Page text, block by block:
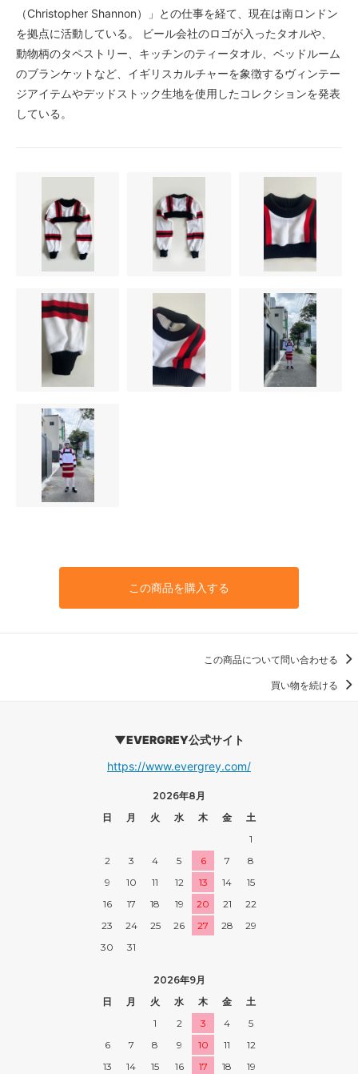
（Christopher Shannon）」との仕事を経て、現在は南ロンドン
を拠点に活動している。 ビール会社のロゴが入ったタオルや、
動物柄のタペストリー、キッチンのティータオル、ベッドルーム
のブランケットなど、イギリスカルチャーを象徴するヴィンテー
ジアイテムやデッドストック生地を使用したコレクションを発表
している。
この商品を購入する
この商品について問い合わせる
買い物を続ける
▼EVERGREY公式サイト
https://www.evergrey.com/
2026年8月
日
月 火 水 木 金
土
1
2
3 4 5 6 7
8
9
10 11 12 13 14
15
16
17 18 19 20 21
22
23
24 25 26 27 28
29
30
31
2026年9月
日
月 火 水 木 金
土
1
2 3 4
5
6
7 8 9 10 11
12
13
14 15 16 17 18
19